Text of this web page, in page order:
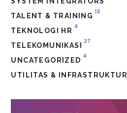
TALENT & TRAINING
13
TEKNOLOGI HR
4
TELEKOMUNIKASI
27
UNCATEGORIZED
4
UTILITAS & INFRASTRUKTUR